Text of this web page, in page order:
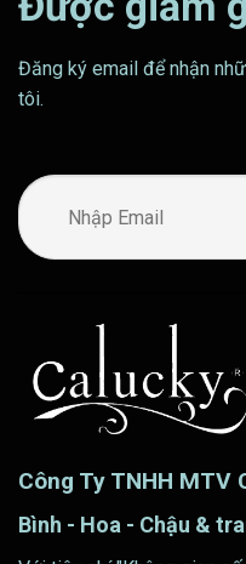
Đăng ký email để nhận
tôi.
Công Ty TNHH MTV
Bình - Hoa - Chậu &